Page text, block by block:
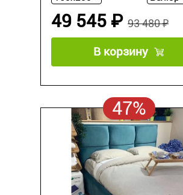
93 480 ₽
49 545 ₽
В корзину
47%